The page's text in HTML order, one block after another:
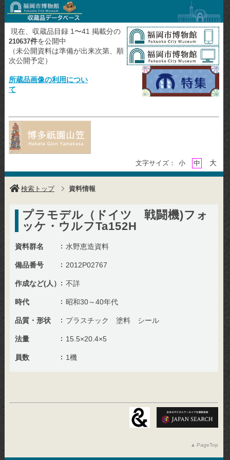
現在、収蔵品目録 1〜41 掲載分の
210637件を公開中
（未公開資料は準備が出来次第、順
次公開予定）
所蔵品画像の利用につい
て
文字サイズ： 小 中 大
検索トップ 資料情報
プラモデル（ドイツ 戦闘機)フォ
ッケ・ウルフTa152H
資料群名 水野恵造資料
備品番号 2012P02767
作成など(人） 不詳
時代 昭和30～40年代
品質・形状 プラスチック 塗料 シール
法量 15.5×20.4×5
員数 1機
PageTop